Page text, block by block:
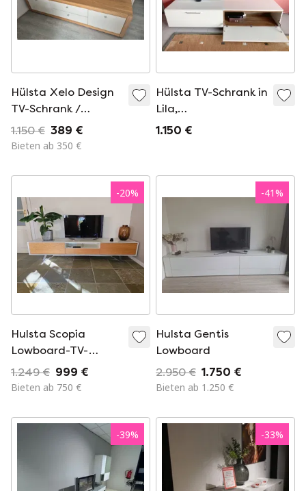
Hülsta Xelo Design
TV-Schrank /
Lowboard – Walnuss
& Weiß
1.150 € 389 €
Bieten ab 350 €
Hülsta TV-Schrank in
Lila,
Hochglanzcreme, in
1.150 €
-20%
Hulsta Scopia
Lowboard-TV-
Schrank
1.249 € 999 €
Bieten ab 750 €
-41%
Hulsta Gentis
Lowboard
2.950 € 1.750 €
Bieten ab 1.250 €
-39% -33%